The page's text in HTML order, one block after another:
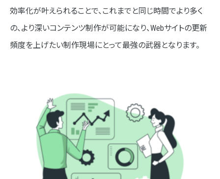
効率化が叶えられることで、これまでと同じ時間でより多く
の、より深いコンテンツ制作が可能になり、Webサイトの更新
頻度を上げたい制作現場にとって最強の武器となります。